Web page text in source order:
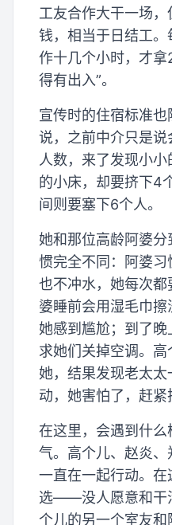
工友合作大干一场
钱，相当于日结工
作十几个小时，才
得有出入”。
宣传时的住宿标准
说，之前中介只是
人数，来了发现小
的小床，却要挤下4
间则要塞下6个人。
她和那位高龄阿婆
惯完全不同：阿婆
也不冲水，她每次
婆睡前会用湿毛巾擦
她感到尴尬；到了
求她们关掉空调。
她，结果发现老太
动，她害怕了，赶紧
在这里，会遇到什
气。高个儿、赵炎、
一直在一起行动。
选——没人愿意和干
个儿的另一个室友和